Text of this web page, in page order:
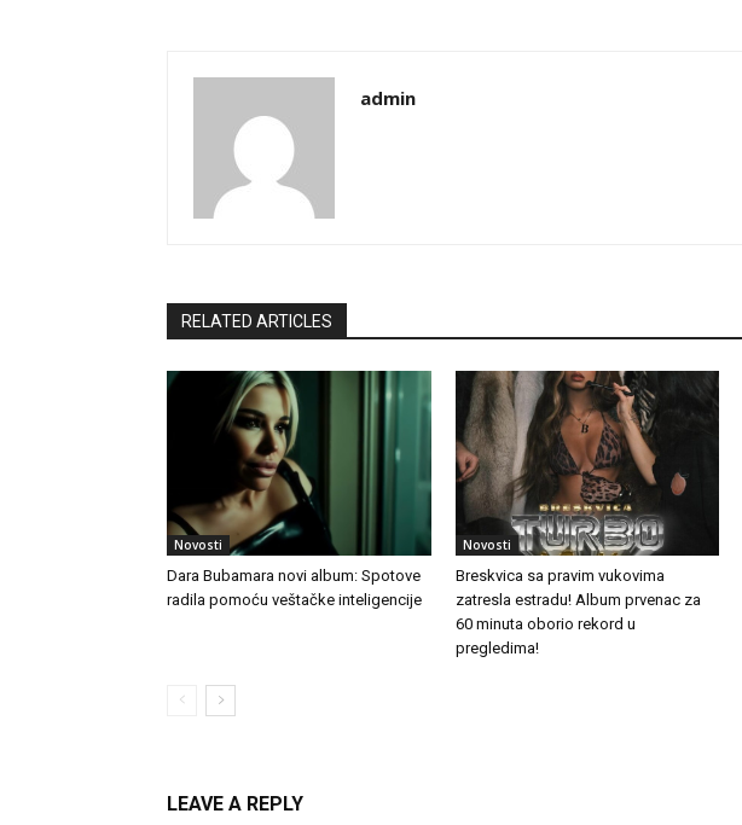
admin
RELATED ARTICLES
Novosti
Dara Bubamara novi album: Spotove
radila pomoću veštačke inteligencije
Novosti
Breskvica sa pravim vukovima
zatresla estradu! Album prvenac za
60 minuta oborio rekord u
pregledima!
LEAVE A REPLY